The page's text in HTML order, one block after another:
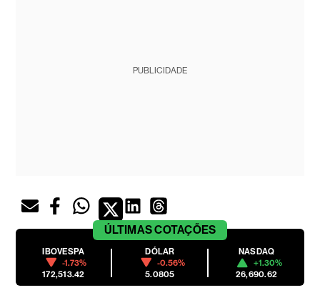
PUBLICIDADE
ÚLTIMASCOTAÇÕES
IBOVESPA
-1.73%
172,513.42
DÓLAR
-0.56%
5.0805
NASDAQ
+1.30%
26,690.62